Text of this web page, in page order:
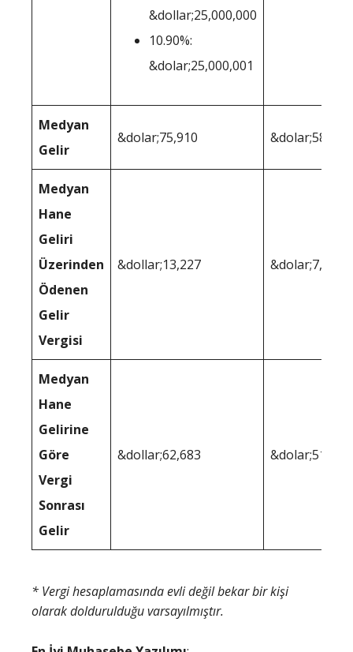
&dollar;25,000,000
10.90%:
&dolar;25,000,001
Medyan
Gelir
&dolar;75,910 &dolar;58,330
Medyan
Hane
Geliri
Üzerinden
Ödenen
Gelir
Vergisi
&dollar;13,227 &dolar;7,307
Medyan
Hane
Gelirine
Göre
Vergi
Sonrası
Gelir
&dollar;62,683 &dolar;51,023
* Vergi hesaplamasında evli değil bekar bir kişi
olarak doldurulduğu varsayılmıştır.